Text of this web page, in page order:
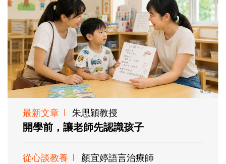
最新文章 朱思穎教授
開學前，讓老師先認識孩子
從心談教養 顏宜婷語言治療師